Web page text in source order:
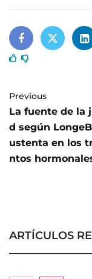
Previous
La fuente de la
d según
ustenta en los
ntos
ARTÍCULOS